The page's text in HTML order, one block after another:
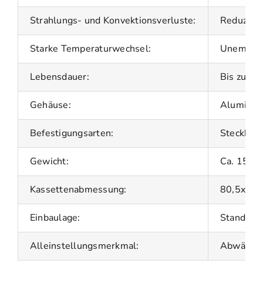
Strahlungs- und Konvektionsverluste:
Starke Temperaturwechsel:
Lebensdauer: Bis zu
Gehäuse:
Befestigungsarten: Steckbar
Gewicht: Ca. 150 g
Kassettenabmessung:
Einbaulage:
Alleinstellungsmerkmal: